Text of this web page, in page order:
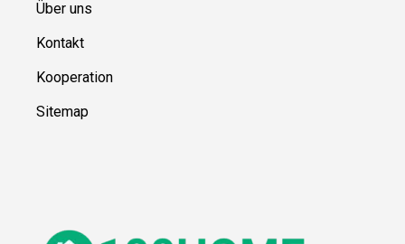
Über uns
Kontakt
Kooperation
Sitemap